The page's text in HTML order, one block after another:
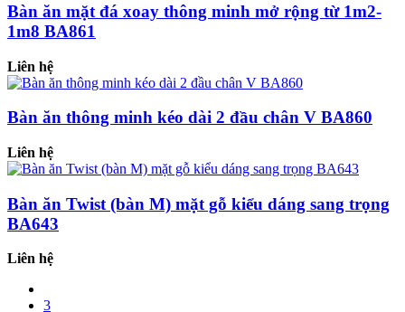
Bàn ăn mặt đá xoay thông minh mở rộng từ 1m2-
1m8 BA861
Liên hệ
Bàn ăn thông minh kéo dài 2 đầu chân V BA860
Liên hệ
Bàn ăn Twist (bàn M) mặt gỗ kiểu dáng sang trọng
BA643
Liên hệ
3